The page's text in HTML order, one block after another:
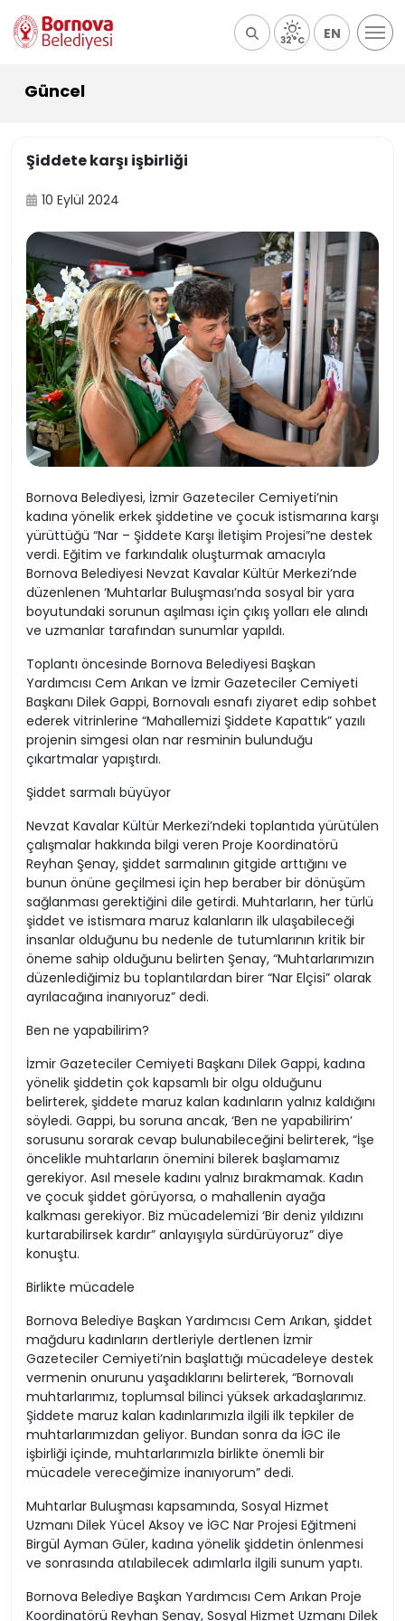
32°C EN
Güncel
Şiddete karşı işbirliği
10 Eylül 2024
Bornova Belediyesi, İzmir Gazeteciler Cemiyeti’nin
kadına yönelik erkek şiddetine ve çocuk istismarına karşı
yürüttüğü “Nar – Şiddete Karşı İletişim Projesi”ne destek
verdi. Eğitim ve farkındalık oluşturmak amacıyla
Bornova Belediyesi Nevzat Kavalar Kültür Merkezi’nde
düzenlenen ‘Muhtarlar Buluşması’nda sosyal bir yara
boyutundaki sorunun aşılması için çıkış yolları ele alındı
ve uzmanlar tarafından sunumlar yapıldı.
Toplantı öncesinde Bornova Belediyesi Başkan
Yardımcısı Cem Arıkan ve İzmir Gazeteciler Cemiyeti
Başkanı Dilek Gappi, Bornovalı esnafı ziyaret edip sohbet
ederek vitrinlerine “Mahallemizi Şiddete Kapattık” yazılı
projenin simgesi olan nar resminin bulunduğu
çıkartmalar yapıştırdı.
Şiddet sarmalı büyüyor
Nevzat Kavalar Kültür Merkezi’ndeki toplantıda yürütülen
çalışmalar hakkında bilgi veren Proje Koordinatörü
Reyhan Şenay, şiddet sarmalının gitgide arttığını ve
bunun önüne geçilmesi için hep beraber bir dönüşüm
sağlanması gerektiğini dile getirdi. Muhtarların, her türlü
şiddet ve istismara maruz kalanların ilk ulaşabileceği
insanlar olduğunu bu nedenle de tutumlarının kritik bir
öneme sahip olduğunu belirten Şenay, “Muhtarlarımızın
düzenlediğimiz bu toplantılardan birer “Nar Elçisi” olarak
ayrılacağına inanıyoruz” dedi.
Ben ne yapabilirim?
İzmir Gazeteciler Cemiyeti Başkanı Dilek Gappi, kadına
yönelik şiddetin çok kapsamlı bir olgu olduğunu
belirterek, şiddete maruz kalan kadınların yalnız kaldığını
söyledi. Gappi, bu soruna ancak, ‘Ben ne yapabilirim’
sorusunu sorarak cevap bulunabileceğini belirterek, “İşe
öncelikle muhtarların önemini bilerek başlamamız
gerekiyor. Asıl mesele kadını yalnız bırakmamak. Kadın
ve çocuk şiddet görüyorsa, o mahallenin ayağa
kalkması gerekiyor. Biz mücadelemizi ‘Bir deniz yıldızını
kurtarabilirsek kardır” anlayışıyla sürdürüyoruz” diye
konuştu.
Birlikte mücadele
Bornova Belediye Başkan Yardımcısı Cem Arıkan, şiddet
mağduru kadınların dertleriyle dertlenen İzmir
Gazeteciler Cemiyeti’nin başlattığı mücadeleye destek
vermenin onurunu yaşadıklarını belirterek, “Bornovalı
muhtarlarımız, toplumsal bilinci yüksek arkadaşlarımız.
Şiddete maruz kalan kadınlarımızla ilgili ilk tepkiler de
muhtarlarımızdan geliyor. Bundan sonra da İGC ile
işbirliği içinde, muhtarlarımızla birlikte önemli bir
mücadele vereceğimize inanıyorum” dedi.
Muhtarlar Buluşması kapsamında, Sosyal Hizmet
Uzmanı Dilek Yücel Aksoy ve İGC Nar Projesi Eğitmeni
Birgül Ayman Güler, kadına yönelik şiddetin önlenmesi
ve sonrasında atılabilecek adımlarla ilgili sunum yaptı.
Bornova Belediye Başkan Yardımcısı Cem Arıkan Proje
Koordinatörü Reyhan Şenay, Sosyal Hizmet Uzmanı Dilek